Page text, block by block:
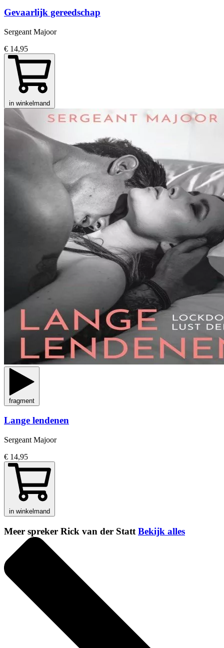
Gevaarlijk gereedschap
Sergeant Majoor
€ 14,95
in winkelmand
fragment
Lange lendenen
Sergeant Majoor
€ 14,95
in winkelmand
Meer spreker Rick van der Statt Bekijk alles